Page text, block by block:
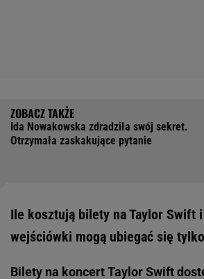
Ida Nowakowska zdradziła swój sekret.
Otrzymała zaskakujące pytanie
Ile kosztują bilety na Taylor Swift
wejściówki mogą ubiegać się
Bilety na koncert Taylor Swift